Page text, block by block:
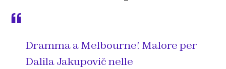
Dramma a Melbourne! Malore per
Dalila Jakupovič nelle